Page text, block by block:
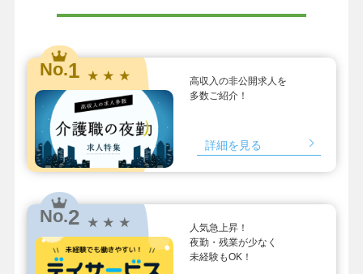
No.1 ★ ★ ★
高収入の非公開求人を
多数ご紹介！
詳細を見る
No.2 ★ ★ ★
人気急上昇！
夜勤・残業が少なく
未経験もOK！